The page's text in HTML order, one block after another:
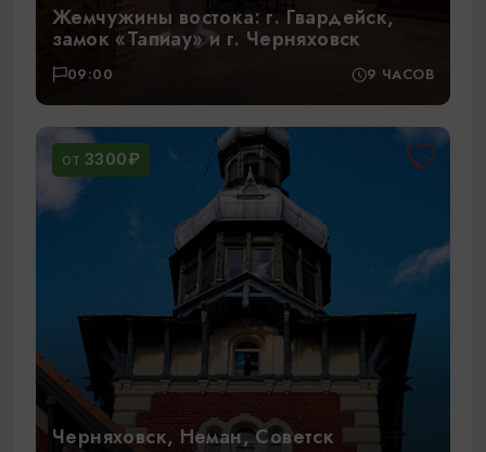
Жемчужины востока: г. Гвардейск,
замок «Тапиау» и г. Черняховск
09:00 9 ЧАСОВ
ОТ 3300₽
Черняховск, Неман, Советск